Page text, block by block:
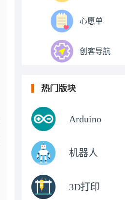
心愿单
创客导航
热门版块
Arduino
机器人
3D打印